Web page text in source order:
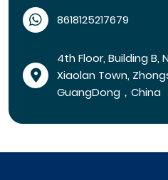
8618125217679
4th Floor, Building B,
Xiaolan Town,
GuangDong，China